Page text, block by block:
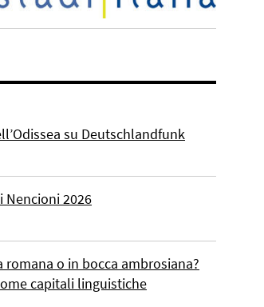
su Deutschlandfunk
Nencioni 2026
romana o in bocca ambrosiana?
capitali linguistiche